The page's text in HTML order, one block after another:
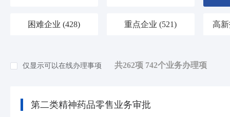
困难企业(428) 重点企业(521) 高
仅显示可以在线办理事项 共262项 742个业务办理项
第二类精神药品零售业务审批